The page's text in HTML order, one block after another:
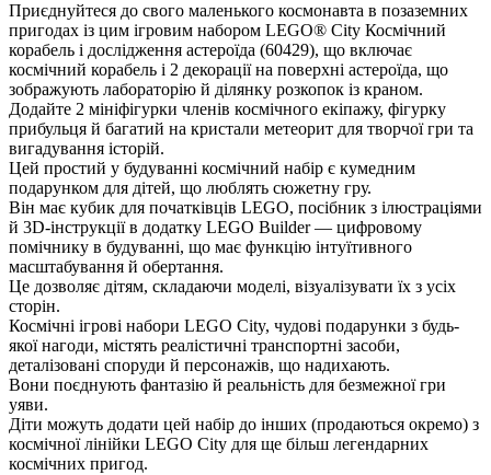
Приєднуйтеся до свого маленького космонавта в позаземних
пригодах із цим ігровим набором LEGO® City Космічний
корабель і дослідження астероїда (60429), що включає
космічний корабель і 2 декорації на поверхні астероїда, що
зображують лабораторію й ділянку розкопок із краном.
Додайте 2 мініфігурки членів космічного екіпажу, фігурку
прибульця й багатий на кристали метеорит для творчої гри та
игадування історій.
Цей простий у будуванні космічний набір є кумедним
подарунком для дітей, що люблять сюжетну гру.
ін має кубик для початківців LEGO, посібник з ілюстраціями
й 3D-інструкції в додатку LEGO Builder — цифровому
помічнику в будуванні, що має функцію інтуїтивного
масштабування й обертання.
Це дозволяє дітям, складаючи моделі, візуалізувати їх з усіх
сторін.
Космічні ігрові набори LEGO City, чудові подарунки з будь-
якої нагоди, містять реалістичні транспортні засоби,
деталізовані споруди й персонажів, що надихають.
они поєднують фантазію й реальність для безмежної гри
уяви.
Діти можуть додати цей набір до інших (продаються окремо) з
космічної лінійки LEGO City для ще більш легендарних
космічних пригод.